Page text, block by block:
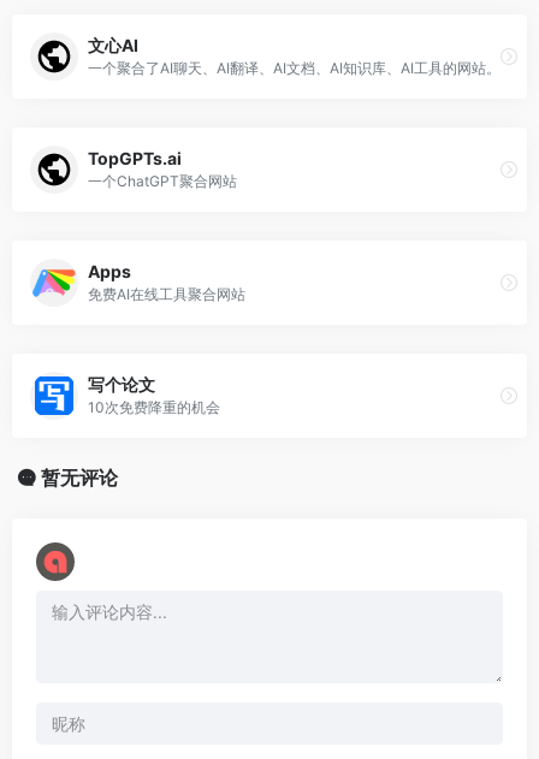
文心AI
一个聚合了AI聊天、AI翻译、AI文档、AI知识库、AI工具的网站。
TopGPTs.ai
一个ChatGPT聚合网站
Apps
免费AI在线工具聚合网站
写个论文
10次免费降重的机会
暂无评论